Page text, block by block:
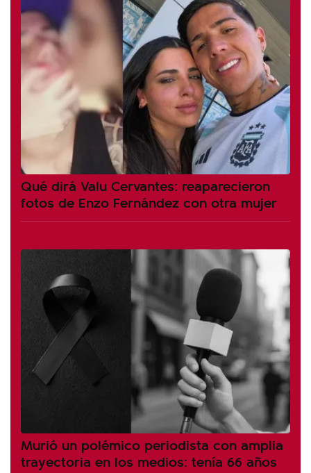
Qué dirá Valu Cervantes: reaparecieron
fotos de Enzo Fernández con otra mujer
Murió un polémico periodista con amplia
trayectoria en los medios: tenía 66 años